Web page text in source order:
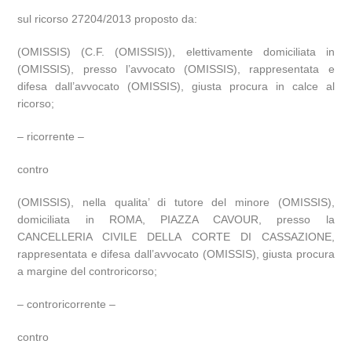
sul ricorso 27204/2013 proposto da:
(OMISSIS) (C.F. (OMISSIS)), elettivamente domiciliata in
(OMISSIS), presso l’avvocato (OMISSIS), rappresentata e
difesa dall’avvocato (OMISSIS), giusta procura in calce al
ricorso;
– ricorrente –
contro
(OMISSIS), nella qualita’ di tutore del minore (OMISSIS),
domiciliata in ROMA, PIAZZA CAVOUR, presso la
CANCELLERIA CIVILE DELLA CORTE DI CASSAZIONE,
rappresentata e difesa dall’avvocato (OMISSIS), giusta procura
a margine del controricorso;
– controricorrente –
contro